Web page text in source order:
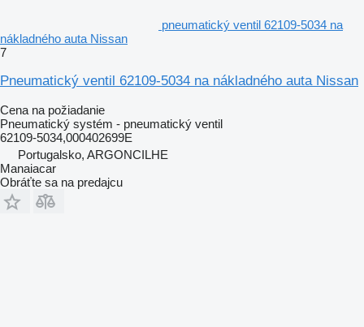
pneumatický ventil 62109-5034 na
nákladného auta Nissan
7
Pneumatický ventil 62109-5034 na nákladného auta Nissan
Cena na požiadanie
Pneumatický systém - pneumatický ventil
62109-5034,000402699E
Portugalsko, ARGONCILHE
Manaiacar
Obráťte sa na predajcu